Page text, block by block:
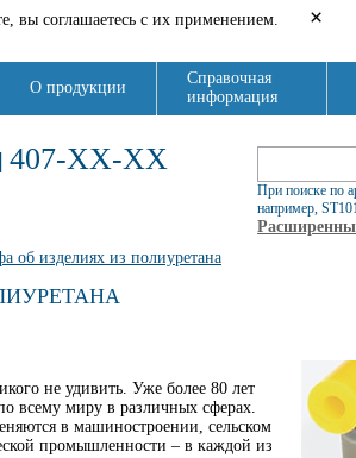
вы соглашаетесь с их применением. ×
О продукции
Справочная
информация
407-XX-XX Форма
Поиск
При поиске по
например,
об изделиях из полиуретана
не удивить. Уже более 80 лет
всему миру в различных сферах.
в машиностроении, сельском
промышленности – в каждой из